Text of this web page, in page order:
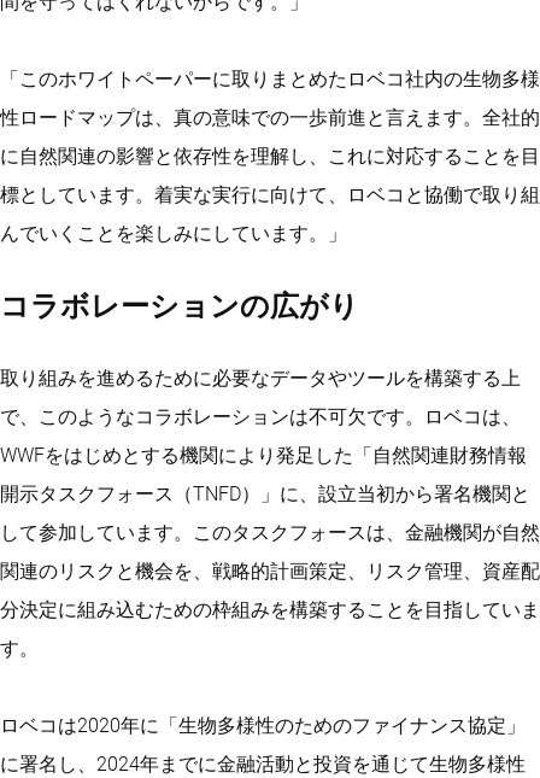
「このホワイトペーパーに取りまとめたロベコ社内の生物多様
性ロードマップは、真の意味での一歩前進と言えます。全社的
に自然関連の影響と依存性を理解し、これに対応することを目
標としています。着実な実行に向けて、ロベコと協働で取り組
んでいくことを楽しみにしています。」
コラボレーションの広がり
取り組みを進めるために必要なデータやツールを構築する上
で、このようなコラボレーションは不可欠です。ロベコは、
WWFをはじめとする機関により発足した「自然関連財務情報
開示タスクフォース（TNFD）」に、設立当初から署名機関と
して参加しています。このタスクフォースは、金融機関が自然
関連のリスクと機会を、戦略的計画策定、リスク管理、資産配
分決定に組み込むための枠組みを構築することを目指していま
す。
ロベコは2020年に「生物多様性のためのファイナンス協定」
に署名し、2024年までに金融活動と投資を通じて生物多様性